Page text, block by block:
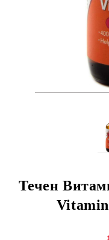
Течен
Vitamin